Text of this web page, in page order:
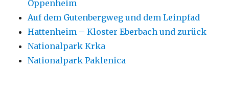
Oppenheim
Auf dem Gutenbergweg und dem Leinpfad
Hattenheim – Kloster Eberbach und zurück
Nationalpark Krka
Nationalpark Paklenica